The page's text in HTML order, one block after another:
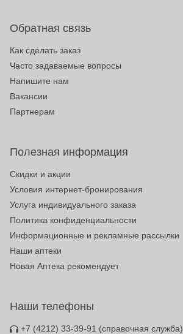
Обратная связь
Как сделать заказ
Часто задаваемые вопросы
Напишите нам
Вакансии
Партнерам
Полезная информация
Скидки и акции
Условия интернет-бронирования
Услуга индивидуального заказа
Политика конфиденциальности
Информационные и рекламные рассылки
Наши аптеки
Новая Аптека рекомендует
Наши телефоны
+7 (4212) 33-39-91 (справочная служба)